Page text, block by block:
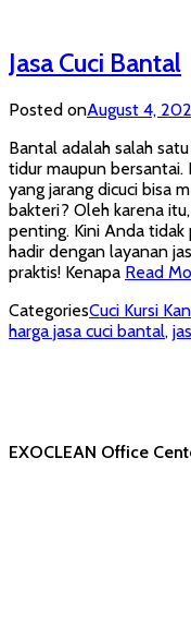
Jasa Cuci Bantal
Posted onAugust 4,
Bantal adalah salah
tidur maupun bersantai.
yang jarang dicuci bisa
bakteri? Oleh karena
penting. Kini Anda tidak
hadir dengan layanan
praktis! Kenapa Read
CategoriesCuci Kursi
harga jasa cuci bantal,
EXOCLEAN Office